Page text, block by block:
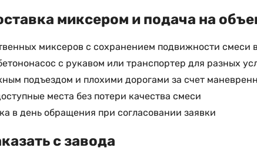
миксером и подача на
миксеров с сохранением подвижности смеси
с рукавом или транспортер для разных
подъездом и плохими дорогами за счет
места без потери качества смеси
в день обращения при согласовании заявки
с завода